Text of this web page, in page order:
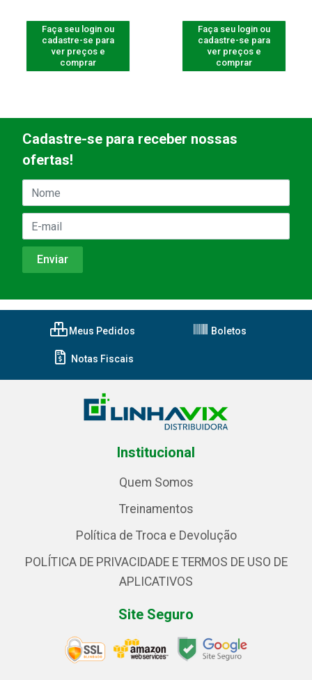
Faça seu login ou
cadastre-se para
ver preços e
comprar
Faça seu login ou
cadastre-se para
ver preços e
comprar
Cadastre-se para receber nossas
ofertas!
Meus Pedidos Boletos
Notas Fiscais
Institucional
Quem Somos
Treinamentos
Política de Troca e Devolução
POLÍTICA DE PRIVACIDADE E TERMOS DE USO DE
APLICATIVOS
Site Seguro